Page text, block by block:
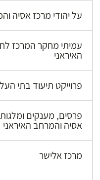
על יהודי מרכז אסיה
עמיתי מחקר המרכז
האיראני
פרוייקט תיעוד בתי
פרסים, מענקים
אסיה והמרחב האיראני
מרכז אלישר